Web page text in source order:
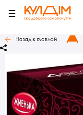
Назад к главной